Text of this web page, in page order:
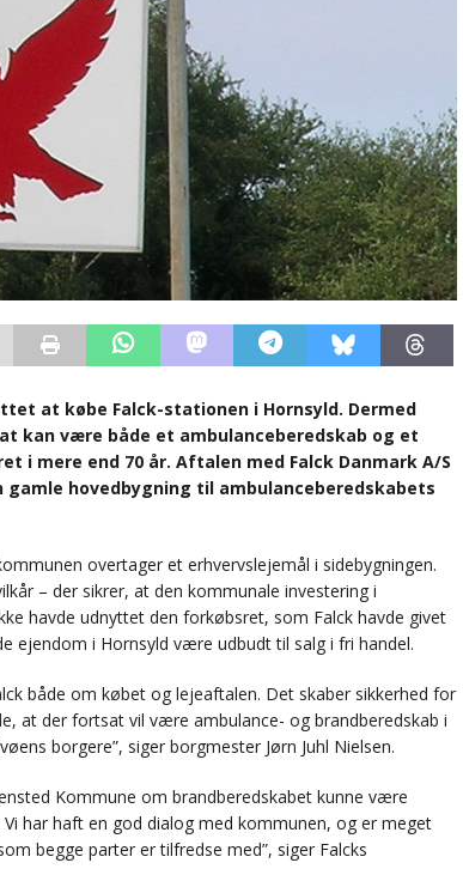
at købe Falck-stationen i Hornsyld. Dermed
kan være både et ambulanceberedskab og et
i mere end 70 år. Aftalen med Falck Danmark A/S
hovedbygning til ambulanceberedskabets
overtager et erhvervslejemål i sidebygningen.
– der sikrer, at den kommunale investering i
havde udnyttet den forkøbsret, som Falck havde givet
ejendom i Hornsyld være udbudt til salg i fri handel.
både om købet og lejeaftalen. Det skaber sikkerhed for
at der fortsat vil være ambulance- og brandberedskab i
borgere”, siger borgmester Jørn Juhl Nielsen.
Kommune om brandberedskabet kunne være
har haft en god dialog med kommunen, og er meget
begge parter er tilfredse med”, siger Falcks